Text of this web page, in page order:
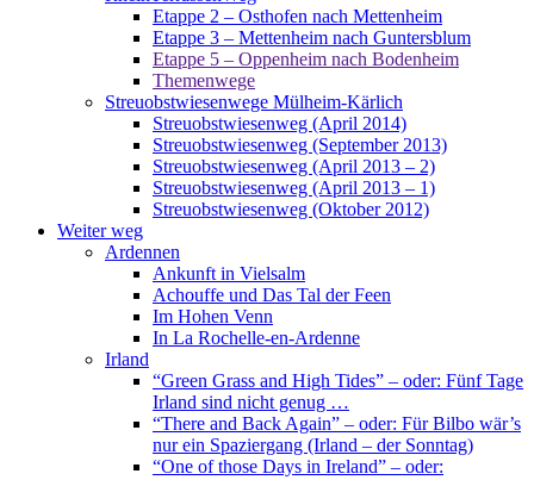
Etappe 2 – Osthofen nach Mettenheim
Etappe 3 – Mettenheim nach Guntersblum
Etappe 5 – Oppenheim nach Bodenheim
Themenwege
Streuobstwiesenwege Mülheim-Kärlich
Streuobstwiesenweg (April 2014)
Streuobstwiesenweg (September 2013)
Streuobstwiesenweg (April 2013 – 2)
Streuobstwiesenweg (April 2013 – 1)
Streuobstwiesenweg (Oktober 2012)
Weiter weg
Ardennen
Ankunft in Vielsalm
Achouffe und Das Tal der Feen
Im Hohen Venn
In La Rochelle-en-Ardenne
Irland
“Green Grass and High Tides” – oder: Fünf Tage
Irland sind nicht genug …
“There and Back Again” – oder: Für Bilbo wär’s
nur ein Spaziergang (Irland – der Sonntag)
“One of those Days in Ireland” – oder: